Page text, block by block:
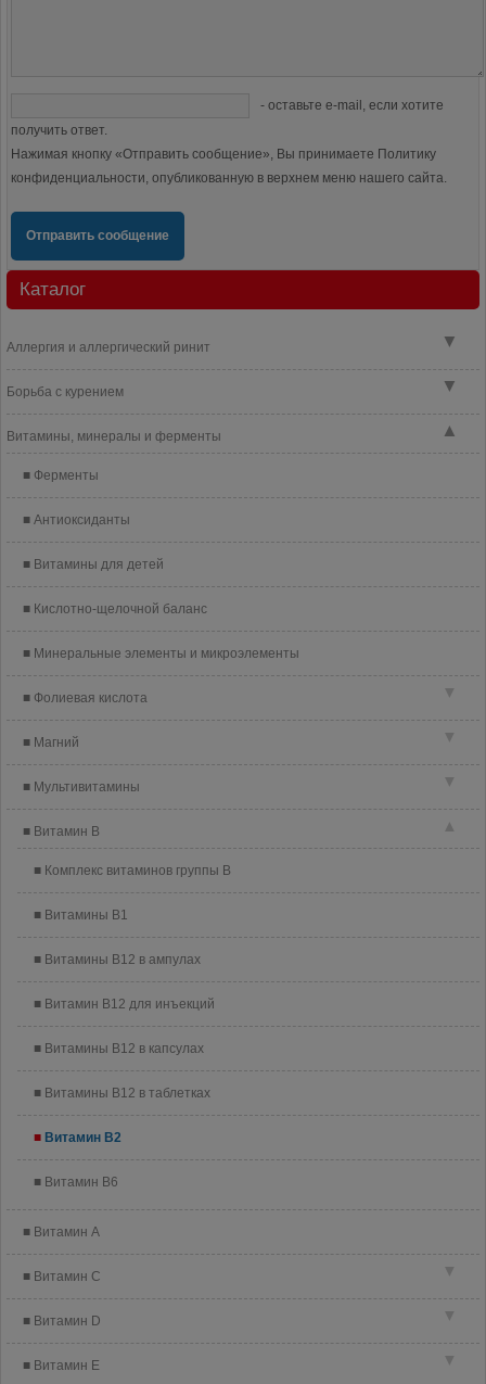
- оставьте e-mail, если хотите
получить ответ.
Нажимая кнопку «Отправить сообщение», Вы принимаете Политику
конфиденциальности, опубликованную в верхнем меню нашего сайта.
Отправить сообщение
Каталог
▼
Аллергия и аллергический ринит
▼
Борьба с курением
▲
Витамины, минералы и ферменты
Ферменты
Антиоксиданты
Витамины для детей
Кислотно-щелочной баланс
Минеральные элементы и микроэлементы
▼
Фолиевая кислота
▼
Магний
▼
Мультивитамины
▲
Витамин B
Комплекс витаминов группы B
Витамины B1
Витамины B12 в ампулах
Витамин B12 для инъекций
Витамины B12 в капсулах
Витамины B12 в таблетках
Витамин B2
Витамин B6
Витамин A
▼
Витамин C
▼
Витамин D
▼
Витамин E